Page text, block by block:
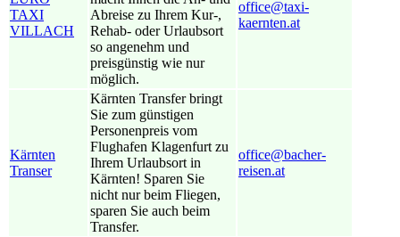
TAXI
VILLACH
Abreise zu Ihrem Kur-,
Rehab- oder Urlaubsort
so angenehm und
preisgünstig wie nur
möglich.
office@taxi-
kaernten.at
Kärnten
Transer
Kärnten Transfer bringt
Sie zum günstigen
Personenpreis vom
Flughafen Klagenfurt zu
Ihrem Urlaubsort in
Kärnten! Sparen Sie
nicht nur beim Fliegen,
sparen Sie auch beim
Transfer.
office@bacher-
reisen.at